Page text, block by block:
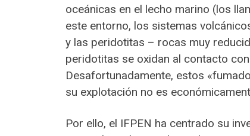
oceánicas en el lecho marino (los
este entorno, los sistemas
y las peridotitas – rocas muy
peridotitas se oxidan al contacto
Desafortunadamente, estos
su explotación no es
Por ello, el IFPEN ha centrado su